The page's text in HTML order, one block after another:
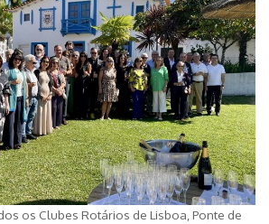
os Clubes Rotários de Lisboa, Ponte de